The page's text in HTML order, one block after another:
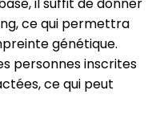
il suffit de donner
ce qui permettra
génétique.
personnes inscrites
ce qui peut